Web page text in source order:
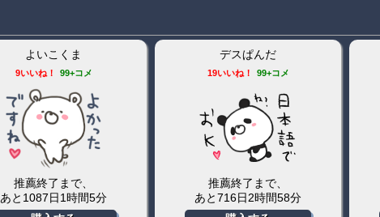
よいこくま
9いいね！ 99+コメ
推薦終了まで、
あと1087日1時間5分
デスぱんだ
19いいね！ 99+コメ
推薦終了まで、
あと716日2時間58分